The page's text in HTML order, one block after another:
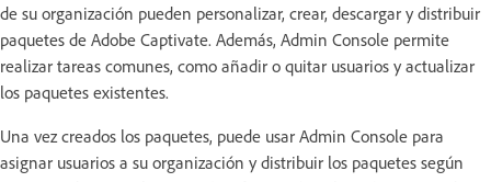
de su organización pueden personalizar, crear, descargar y distribuir
paquetes de Adobe Captivate. Además, Admin Console permite
realizar tareas comunes, como añadir o quitar usuarios y actualizar
los paquetes existentes.
Una vez creados los paquetes, puede usar Admin Console para
asignar usuarios a su organización y distribuir los paquetes según